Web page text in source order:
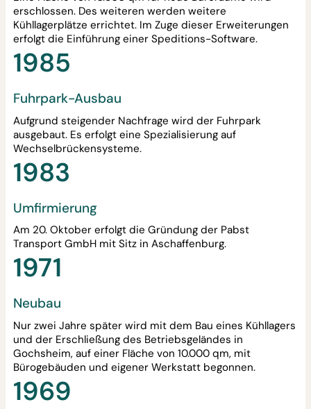
erschlossen. Des weiteren werden weitere
Kühllagerplätze errichtet. Im Zuge dieser Erweiterungen
erfolgt die Einführung einer Speditions-Software.
1985
Fuhrpark-Ausbau
Aufgrund steigender Nachfrage wird der Fuhrpark
ausgebaut. Es erfolgt eine Spezialisierung auf
Wechselbrückensysteme.
1983
Umfirmierung
Am 20. Oktober erfolgt die Gründung der Pabst
Transport GmbH mit Sitz in Aschaffenburg.
1971
Neubau
Nur zwei Jahre später wird mit dem Bau eines Kühllagers
und der Erschließung des Betriebsgeländes in
Gochsheim, auf einer Fläche von 10.000 qm, mit
Bürogebäuden und eigener Werkstatt begonnen.
1969